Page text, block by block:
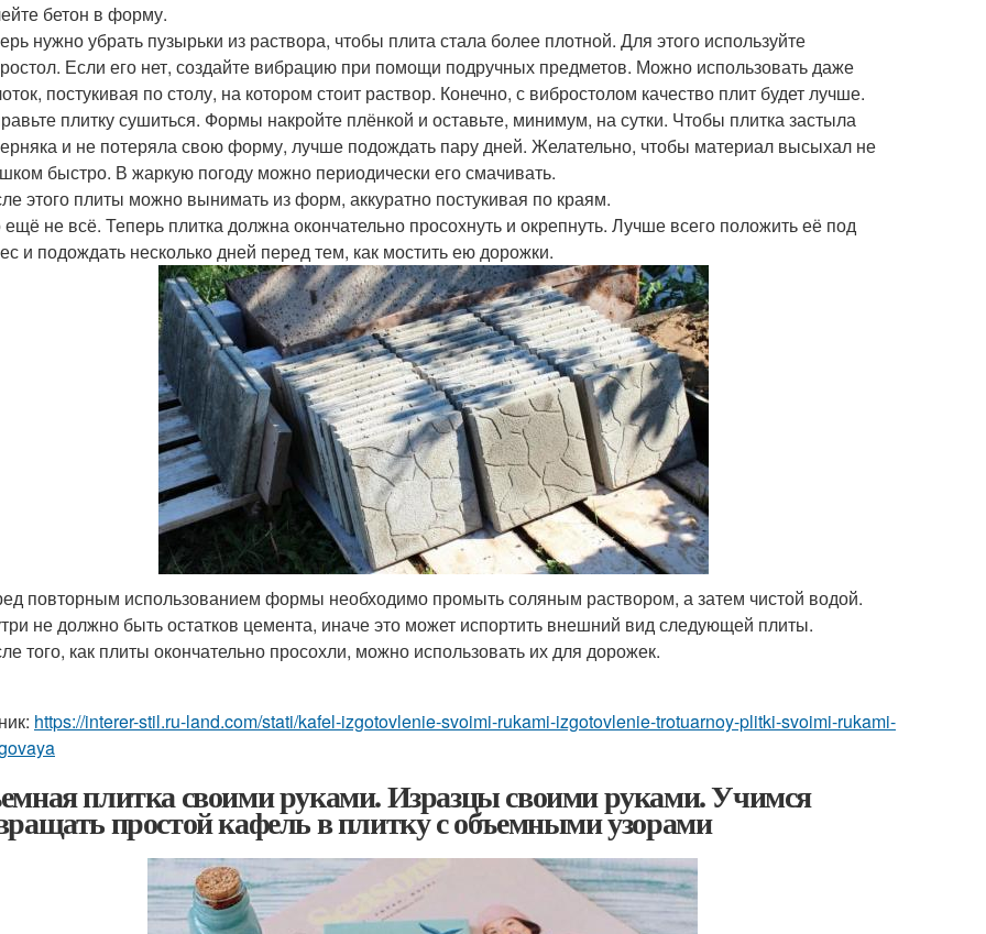
бетон в форму.
нужно убрать пузырьки из раствора, чтобы плита стала более плотной. Для этого используйте
Если его нет, создайте вибрацию при помощи подручных предметов. Можно использовать даже
постукивая по столу, на котором стоит раствор. Конечно, с вибростолом качество плит будет лучше.
плитку сушиться. Формы накройте плёнкой и оставьте, минимум, на сутки. Чтобы плитка застыла
и не потеряла свою форму, лучше подождать пару дней. Желательно, чтобы материал высыхал не
быстро. В жаркую погоду можно периодически его смачивать.
этого плиты можно вынимать из форм, аккуратно постукивая по краям.
ещё не всё. Теперь плитка должна окончательно просохнуть и окрепнуть. Лучше всего положить её под
и подождать несколько дней перед тем, как мостить ею дорожки.
повторным использованием формы необходимо промыть соляным раствором, а затем чистой водой.
не должно быть остатков цемента, иначе это может испортить внешний вид следующей плиты.
того, как плиты окончательно просохли, можно использовать их для дорожек.
https://interer-stil.ru-land.com/stati/kafel-izgotovlenie-svoimi-rukami-izgotovlenie-trotuarnoy-plitki-svoimi-rukami-
плитка своими руками. Изразцы своими руками. Учимся
простой кафель в плитку с объемными узорами